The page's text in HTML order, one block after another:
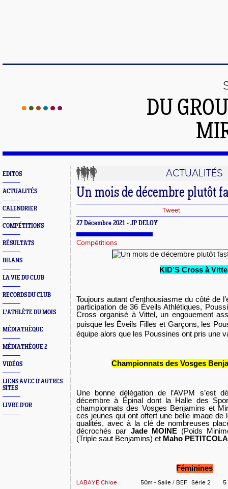
DU
EDITOS
ACTUALITÉS
CALENDRIER
COMPÉTITIONS
RÉSULTATS
BILANS
LA VIE DU CLUB
RECORDS DU CLUB
L'ATHLÈTE DU MOIS
MÉDIATHÈQUE
MÉDIATHÈQUE 2
VIDÉOS
LIENS AVEC D'AUTRES
SITES
LIVRE D'OR
ACTUALITÉS
Un mois de décembre plutôt
Tweet
27 Décembre 2021 - JP DELOY
Compétitions
KID’S Cross à
Toujours autant d’enthousiasme du côté de
participation de 36 Éveils Athlétiques,
Cross organisé à Vittel, un engouement
puisque les Éveils Filles et Garçons, les
équipe alors que les Poussines ont pris une
Championnats des Vosges
Une bonne délégation de l’AVPM s’est
décembre à Épinal dont la Halle des
championnats des Vosges Benjamins et
ces jeunes qui ont offert une belle image de
qualités, avecà la clé de nombreuses
décrochés par Jade MOINE(Poids
(Triple saut Benjamins) et Maho
Féminines
LABAYE Chloe 50m - Salle / BEF Série 2 5